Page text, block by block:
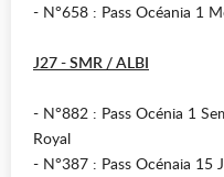
- N°658 : Pass Océania 1
J27 - SMR / ALBI
- N°882 : Pass Océnia 1
Royal
- N°387 : Pass Océnaia 15